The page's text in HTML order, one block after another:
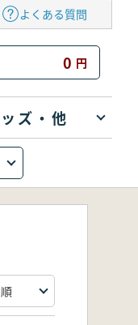
よくある質問
0 円
ズ・他